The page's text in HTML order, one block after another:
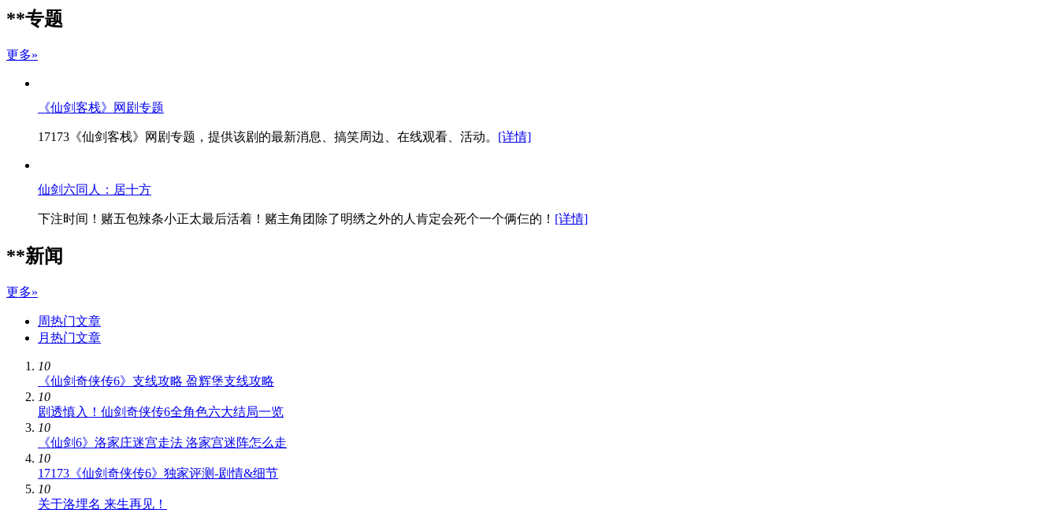
**专题
更多»
《仙剑客栈》网剧专题
17173《仙剑客栈》网剧专题，提供该剧的最新消息、搞笑周边、在线观看、活动。 [详情]
仙剑六同人：居十方
下注时间！赌五包辣条小正太最后活着！赌主角团除了明绣之外的人肯定会死个一个俩仨的！ [详情]
**新闻
更多»
周热门文章
月热门文章
10
《仙剑奇侠传6》支线攻略 盈辉堡支线攻略
10
剧透慎入！仙剑奇侠传6全角色六大结局一览
10
《仙剑6》洛家庄迷宫走法 洛家宫迷阵怎么走
10
17173《仙剑奇侠传6》独家评测-剧情&细节
10
关于洛埋名 来生再见！